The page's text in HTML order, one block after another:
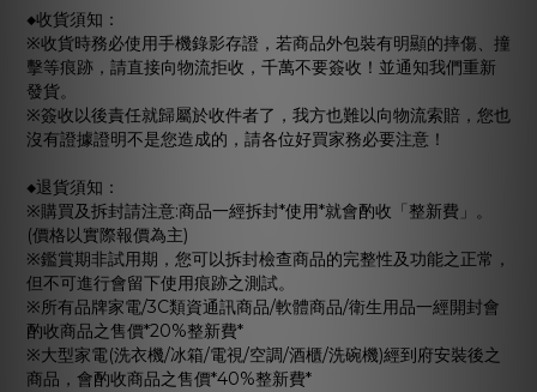
◆收貨須知：
※收貨時務必使用手機錄影存證，若商品外包裝有明顯的摔傷、撞
擊等痕跡，請直接向物流拒收，千萬不要簽收！並通知我們重新
發貨。
※簽收以後責任就歸屬於收件者了，我方也難以向物流索賠，您也
沒有證據證明不是您造成的，請各位好買家務必要注意！
◆退貨須知：
※購買及拆封請注意:商品一經拆封*使用*就會酌收「整新費」。
(價格以實際報價為主)
※鑑賞期非試用期，您可以拆封檢查商品的完整性及功能之正常，
但不可進行會留下使用痕跡之測試。
※所有品牌家電/3C類資通訊商品/軟體商品/衛生用品一經開封會
酌收商品之售價*20%整新費*
※大型家電(洗衣機/冰箱/電視/空調/酒櫃/洗碗機)經到府安裝後之
商品，會酌收商品之售價*40%整新費*